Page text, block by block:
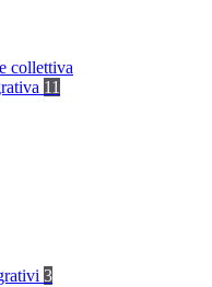
collettiva
11
3